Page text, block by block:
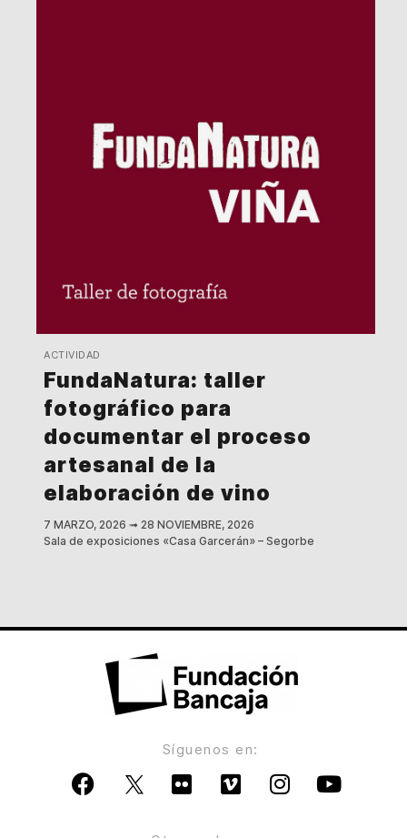
ACTIVIDAD
FundaNatura: taller
fotográfico para
documentar el proceso
artesanal de la
elaboración de vino
7 MARZO, 2026 ➟ 28 NOVIEMBRE, 2026
Sala de exposiciones «Casa Garcerán» – Segorbe
Síguenos en: